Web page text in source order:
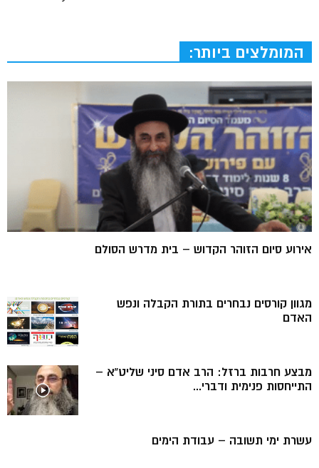
המומלצים ביותר:
אירוע סיום הזוהר הקדוש – בית מדרש הסולם
מגוון קורסים נבחרים בתורת הקבלה ונפש
האדם
מבצע חרבות ברזל: הרב אדם סיני שליט”א –
התייחסות פנימית ודברי...
עשרת ימי תשובה – עבודת הימים